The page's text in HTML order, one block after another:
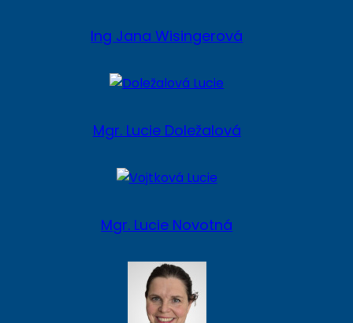
Ing Jana Wisingerová
Mgr. Lucie Doležalová
Mgr. Lucie Novotná